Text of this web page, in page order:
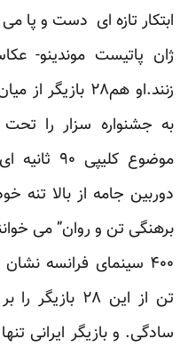
ابتکار تازه ای دست و پا
ژان پاتیست موندینو-
به جشنواره سزار را
موضوع
دوربین جامه از بالا تنه
برهنگی تن و روان” می
۴۰۰ سینمای فرانسه
تن از این ۲۸